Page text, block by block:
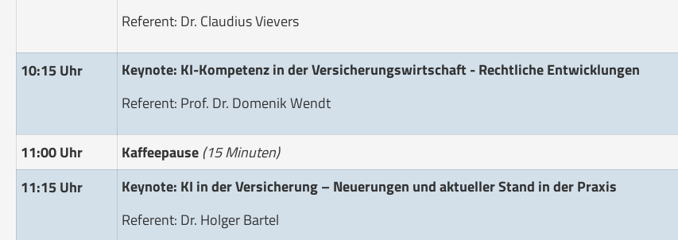
Referent: Dr. Claudius Vievers
10:15 Uhr
Keynote: KI-Kompetenz in der Versicherungswirtschaft - Rechtliche Entwicklungen
Referent: Prof. Dr. Domenik Wendt
11:00 Uhr Kaffeepause(15 Minuten)
11:15 Uhr
Keynote: KI in der Versicherung – Neuerungen und aktueller Stand in der Praxis
Referent: Dr. Holger Bartel